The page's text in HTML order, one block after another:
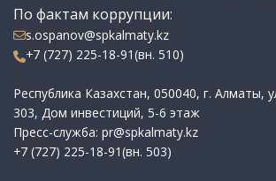
По фактам коррупции:
s.ospanov@spkalmaty.kz
+7 (727) 225-18-91(вн. 510)
Республика Казахстан, 050040, г. Алматы,
303, Дом инвестиций, 5-6 этаж
Пресс-служба: pr@spkalmaty.kz
+7 (727) 225-18-91(вн. 503)